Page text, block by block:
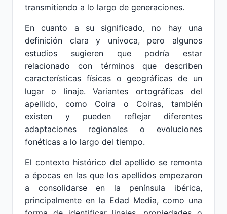
transmitiendo a lo largo de generaciones.
En cuanto a su significado, no hay una
definición clara y unívoca, pero algunos
estudios sugieren que podría estar
relacionado con términos que describen
características físicas o geográficas de un
lugar o linaje. Variantes ortográficas del
apellido, como Coira o Coiras, también
existen y pueden reflejar diferentes
adaptaciones regionales o evoluciones
fonéticas a lo largo del tiempo.
El contexto histórico del apellido se remonta
a épocas en las que los apellidos empezaron
a consolidarse en la península ibérica,
principalmente en la Edad Media, como una